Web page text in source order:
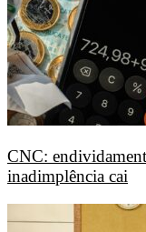
CNC:
inadimplência cai